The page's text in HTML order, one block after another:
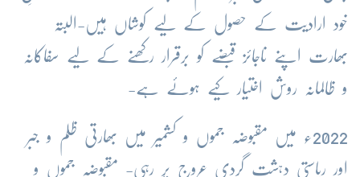
خود ارادیت کے حصول کے لیے کوشاں ہیں-البتہ
بھارت اپنے ناجائز قبضے کو برقرار رکھنے کے لیے سفاکانہ
و ظالمانہ روش اختیار کیے ہوئے ہے-
2022ء میں مقبوضہ جموں و کشمیر میں بھارتی ظلم و جبر
اور ریاستی دہشت گردی عروج پر رہی- مقبوضہ جموں و